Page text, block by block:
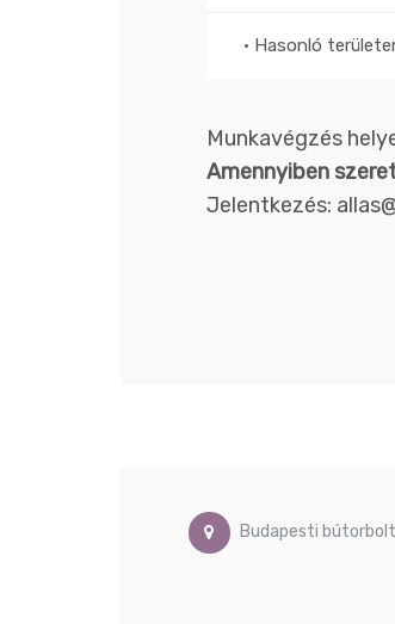
• Hasonló
Munkavégzés
Amennyiben
Jelentkezés:
Budapesti